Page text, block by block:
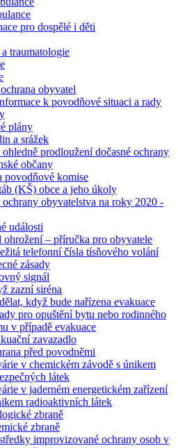
pro dospělé i děti
traumatologie
obyvatel
k povodňové situaci a rady
plány
a srážek
prodloužení dočasné ochrany
občany
povodňové komise
(KŠ) obce a jeho úkoly
obyvatelstva na roky 2020 -
události
ohrožení – příručka pro obyvatele
telefonní čísla tísňového volání
zásady
signál
zazní siréna
když bude nařízena evakuace
pro opuštění bytu nebo rodinného
v případě evakuace
zavazadlo
před povodněmi
v chemickém závodě s únikem
látek
v jaderném energetickém zařízení
radioaktivních látek
zbraně
zbraně
improvizované ochrany osob v